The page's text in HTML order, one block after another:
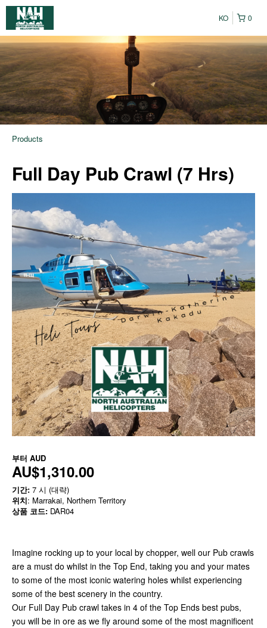
0
KO
Products
Full Day Pub Crawl (7 Hrs)
부터 AUD
AU$1,310.00
기간: 7 시 (대략)
위치: Marrakai, Northern Territory
상품 코드: DAR04
Imagine rocking up to your local by chopper, well our Pub crawls
are a must do whilst in the Top End, taking you and your mates
to some of the most iconic watering holes whilst experiencing
some of the best scenery in the country.
Our Full Day Pub crawl takes in 4 of the Top Ends best pubs,
you will be in ore as we fly around some of the most magnificent